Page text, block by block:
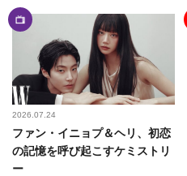
2026.07.24
ファン・イニョプ＆ヘリ、初恋
の記憶を呼び起こすケミストリ
ー